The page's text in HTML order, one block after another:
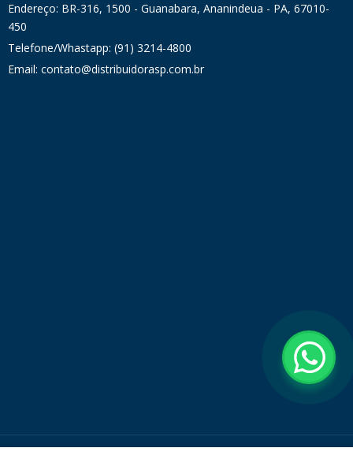
Endereço: BR-316, 1500 - Guanabara, Ananindeua - PA, 67010-
450
Telefone/Whastapp: (91) 3214-4800
Email: contato@distribuidorasp.com.br